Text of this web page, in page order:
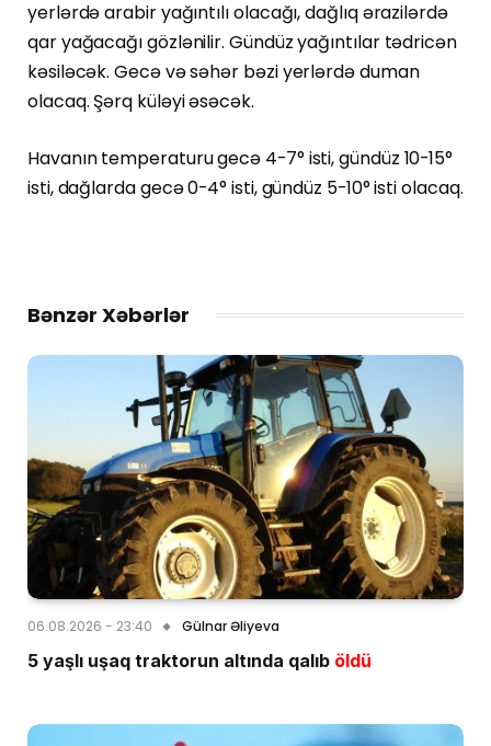
yerlərdə arabir yağıntılı olacağı, dağlıq ərazilərdə
qar yağacağı gözlənilir. Gündüz yağıntılar tədricən
kəsiləcək. Gecə və səhər bəzi yerlərdə duman
olacaq. Şərq küləyi əsəcək.
Havanın temperaturu gecə 4-7° isti, gündüz 10-15°
isti, dağlarda gecə 0-4° isti, gündüz 5-10° isti olacaq.
Bənzər Xəbərlər
06.08.2026 - 23:40 Gülnar Əliyeva
5 yaşlı uşaq traktorun altında qalıb öldü